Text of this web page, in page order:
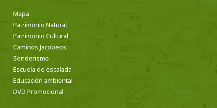
Mapa
Patrimonio Natural
Patrimonio Cultural
Caminos Jacobeos
Senderismo
Escuela de escalada
Educación ambiental
DVD Promocional